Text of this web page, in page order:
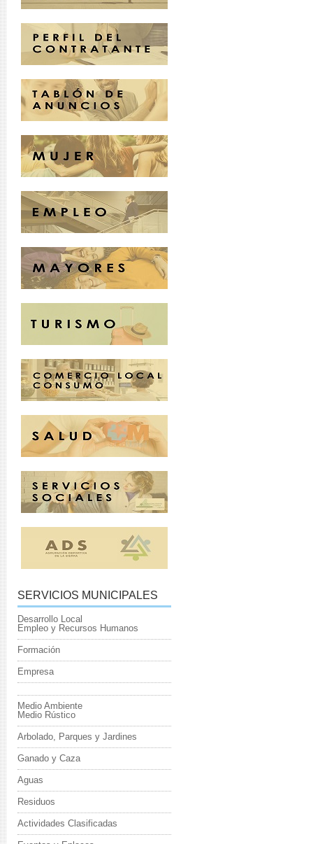
SERVICIOS MUNICIPALES
Desarrollo Local
Empleo y Recursos Humanos
Formación
Empresa
Medio Ambiente
Medio Rústico
Arbolado, Parques y Jardines
Ganado y Caza
Aguas
Residuos
Actividades Clasificadas